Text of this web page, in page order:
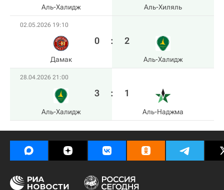
Аль-Халидж Аль-Хиляль
02.05.2026 19:10
Дамак
0 : 2
Аль-Халидж
28.04.2026 21:00
Аль-Халидж
3 : 1
Аль-Наджма